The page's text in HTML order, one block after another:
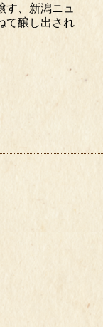
す、新潟ニュ
て醸し出され